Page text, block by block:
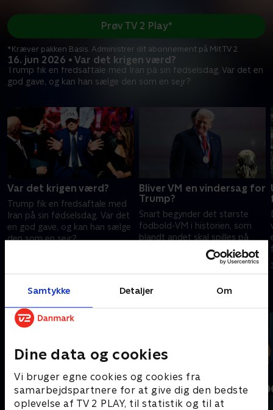
Samtykke Detaljer Om
Dine data og cookies
Vi bruger egne cookies og cookies fra
samarbejdspartnere for at give dig den bedste
oplevelse af TV 2 PLAY, til statistik og til at
16. jun 2026 • Var det krigen værd?
Trump fik en fredsaftale med Iran på sin fødselsdag. Var det en
god gave, og kan han sælge den som en sejr?
Prøv TV 2 Play*
*Kræver pakken Basis. Administrer dit abonnement på Mit TV 2.
Var det krigen værd?
Trump fik en fredsaftale med
Iran på sin fødselsdag. Var det
en god gave, og kan han sælge
den som en sejr?
Bliver VM en vindersag for
Trump?
Snart begynder det største
fodbold-VM i historien, som
blandt andet skal spilles på
amerikansk jord. Kan Trump
bruge den store begivenhed til
en politisk vindersag?
Andre så også